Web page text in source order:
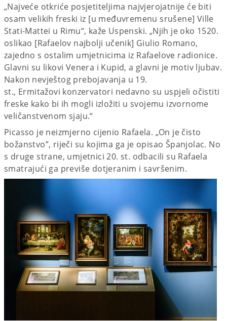
„Najveće otkriće posjetiteljima najvjerojatnije će biti
osam velikih freski iz [u međuvremenu srušene] Ville
Stati-Mattei u Rimu“, kaže Uspenski. „Njih je oko 1520.
oslikao [Rafaelov najbolji učenik] Giulio Romano,
zajedno s ostalim umjetnicima iz Rafaelove radionice.
Glavni su likovi Venera i Kupid, a glavni je motiv ljubav.
Nakon nevještog prebojavanja u 19.
st., Ermitažovi konzervatori nedavno su uspjeli očistiti
freske kako bi ih mogli izložiti u svojemu izvornome
veličanstvenom sjaju.“
Picasso je neizmjerno cijenio Rafaela. „On je čisto
božanstvo”, riječi su kojima ga je opisao Španjolac. No
s druge strane, umjetnici 20. st. odbacili su Rafaela
smatrajući ga previše dotjeranim i savršenim.